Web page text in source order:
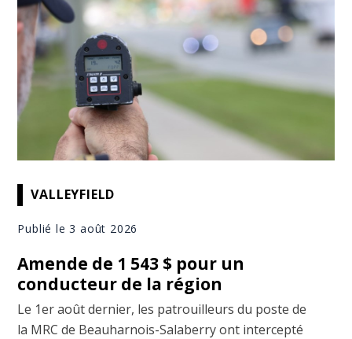
VALLEYFIELD
Publié le 3 août 2026
Amende de 1 543 $ pour un
conducteur de la région
Le 1er août dernier, les patrouilleurs du poste de
la MRC de Beauharnois-Salaberry ont intercepté